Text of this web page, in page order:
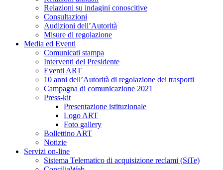
Relazioni su indagini conoscitive
Consultazioni
Audizioni dell’Autorità
Misure di regolazione
Media ed Eventi
Comunicati stampa
Interventi del Presidente
Eventi ART
10 anni dell’Autorità di regolazione dei trasporti
Campagna di comunicazione 2021
Press-kit
Presentazione istituzionale
Logo ART
Foto gallery
Bollettino ART
Notizie
Servizi on-line
Sistema Telematico di acquisizione reclami (SiTe)